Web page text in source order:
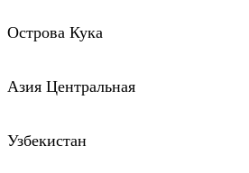
Острова Кука
Азия Центральная
Узбекистан